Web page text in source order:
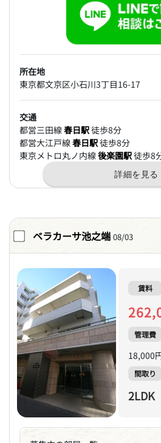
所在地
東京都文京区小石川3丁目16-17
交通
都営三田線春日駅徒歩8分
都営大江戸線春日駅徒歩8分
東京メトロ丸ノ内線後楽園駅徒歩8
ベラカーサ池之端 08/03
賃料
管理費
18,000
間取り
2LDK